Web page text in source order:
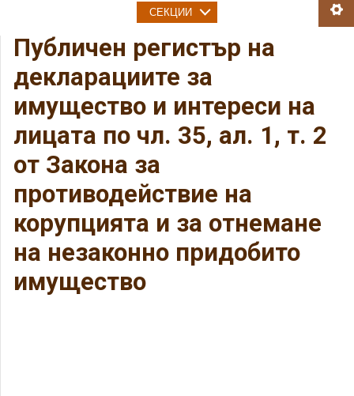
Публичен регистър на
декларациите за
имущество и интереси на
лицата по чл. 35, ал. 1, т. 2
от Закона за
противодействие на
корупцията и за отнемане
на незаконно придобито
имущество
СЕКЦИИ